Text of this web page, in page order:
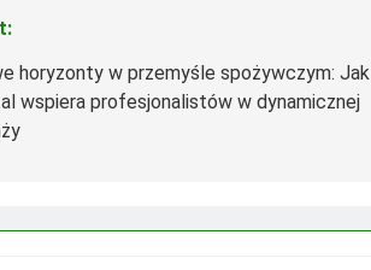
horyzonty w przemyśle spożywczym: Jak
wspiera profesjonalistów w dynamicznej